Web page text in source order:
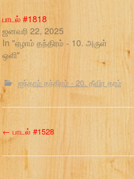
பாடல் #1818
ஜனவரி 22, 2025
In "ஏழாம் தந்திரம் - 10. அருள்
ஒளி"
ஐந்தாம் தந்திரம் - 20. தீவிர தரம்
P
o
← பாடல் #1528